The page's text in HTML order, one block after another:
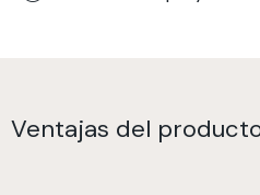
Ventajas del